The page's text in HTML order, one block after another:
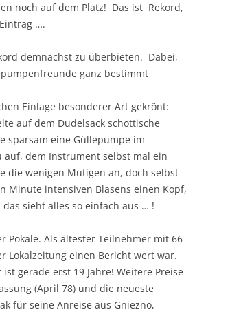
noch auf dem Platz! Das ist Rekord,
….
demnächst zu überbieten. Dabei,
ganz bestimmt
Einlage besonderer Art gekrönt:
auf dem Dudelsack schottische
sparsam eine Güllepumpe im
auf, dem Instrument selbst mal ein
die wenigen Mutigen an, doch selbst
Minute intensiven Blasens einen Kopf,
sieht alles so einfach aus … !
Pokale. Als ältester Teilnehmer mit 66
Lokalzeitung einen Bericht wert war.
gerade erst 19 Jahre! Weitere Preise
(April 78) und die neueste
für seine Anreise aus Gniezno,